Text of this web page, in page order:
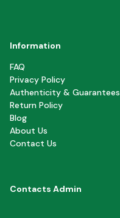
Information
FAQ
Privacy Policy
Authenticity & Guarantees
Return Policy
Blog
About Us
Contact Us
Contacts Admin